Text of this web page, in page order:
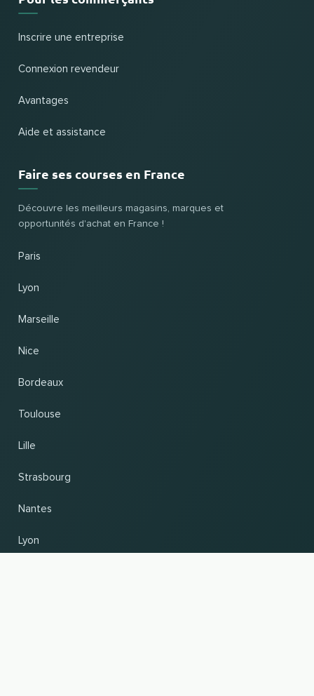
Inscrire une entreprise
Connexion revendeur
Avantages
Aide et assistance
Faire ses courses en France
Découvre les meilleurs magasins, marques et
opportunités d'achat en France !
Paris
Lyon
Marseille
Nice
Bordeaux
Toulouse
Lille
Strasbourg
Nantes
Lyon